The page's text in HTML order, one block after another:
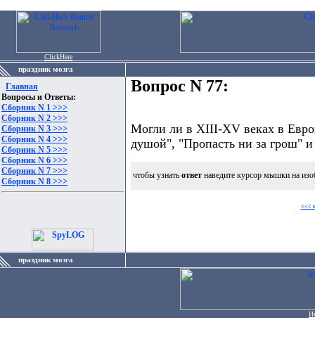
ClickHere
праздник мозга
Главная
Вопросы и Ответы:
Сборник N 1 >>>
Сборник N 2 >>>
Сборник N 3 >>>
Сборник N 4 >>>
Сборник N 5 >>>
Сборник N 6 >>>
Сборник N 7 >>>
Сборник N 8 >>>
Вопрос N 77:
Могли ли в XIII-XV веках в
душой", "Пропасть ни за грош"
чтобы узнать ответ наведите курсор мышки на
<<<
праздник мозга